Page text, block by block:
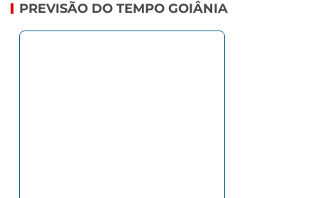
PREVISÃO DO TEMPO GOIÂNIA